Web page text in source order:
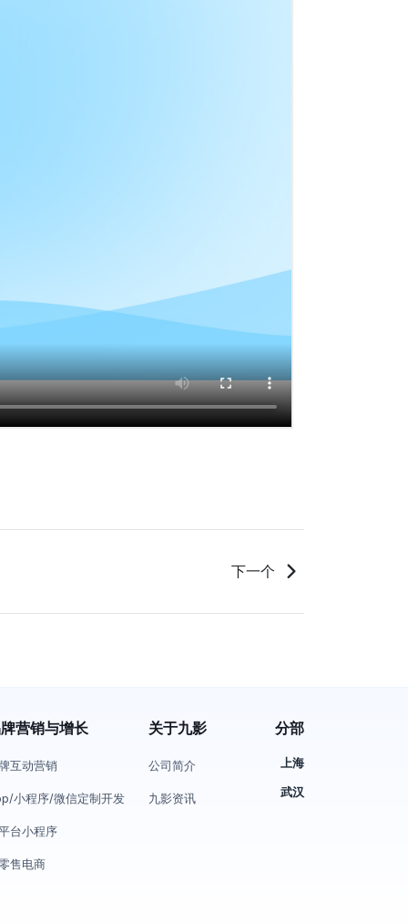
下一个
营销与增长
互动营销
小程序/微信定制开发
台小程序
售电商
关于九影
公司简介
九影资讯
分部
上海
武汉